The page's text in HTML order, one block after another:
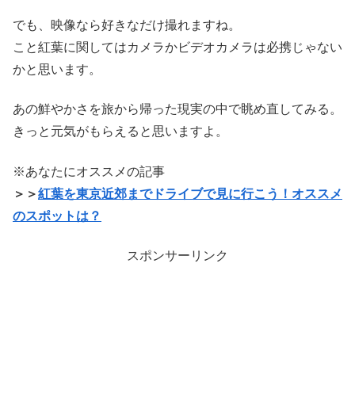
でも、映像なら好きなだけ撮れますね。
こと紅葉に関してはカメラかビデオカメラは必携じゃない
かと思います。
あの鮮やかさを旅から帰った現実の中で眺め直してみる。
きっと元気がもらえると思いますよ。
※あなたにオススメの記事
＞＞紅葉を東京近郊までドライブで見に行こう！オススメ
のスポットは？
スポンサーリンク